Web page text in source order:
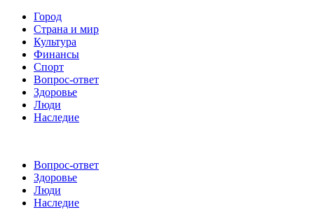
Город
Страна и мир
Культура
Финансы
Спорт
Вопрос-ответ
Здоровье
Люди
Наследие
Вопрос-ответ
Здоровье
Люди
Наследие